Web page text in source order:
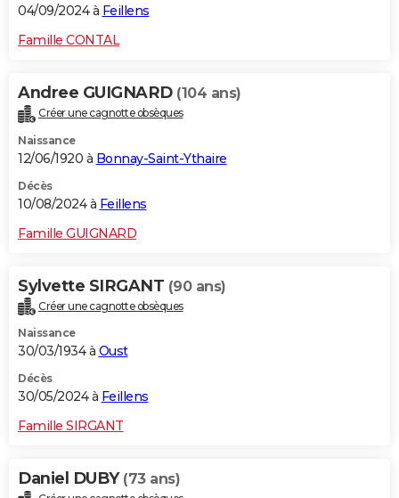
04/09/2024 à Feillens
Famille CONTAL
Andree GUIGNARD (104 ans)
Créer une cagnotte obsèques
Naissance
12/06/1920 à Bonnay-Saint-Ythaire
Décès
10/08/2024 à Feillens
Famille GUIGNARD
Sylvette SIRGANT (90 ans)
Créer une cagnotte obsèques
Naissance
30/03/1934 à Oust
Décès
30/05/2024 à Feillens
Famille SIRGANT
Daniel DUBY (73 ans)